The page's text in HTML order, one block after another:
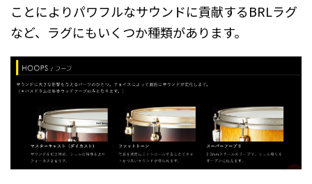
ことによりパワフルなサウンドに貢献するBRLラグ
など、ラグにもいくつか種類があります。